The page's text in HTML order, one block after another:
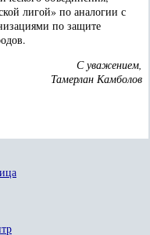
лигой» по аналогии с
по защите
С уважением,
Тамерлан Камболов